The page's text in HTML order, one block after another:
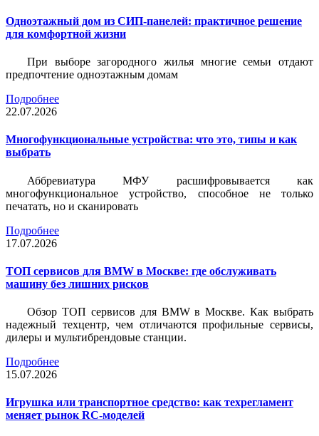
Одноэтажный дом из СИП-панелей: практичное решение
для комфортной жизни
При выборе загородного жилья многие семьи отдают
предпочтение одноэтажным домам
Подробнее
22.07.2026
Многофункциональные устройства: что это, типы и как
выбрать
Аббревиатура МФУ расшифровывается как
многофункциональное устройство, способное не только
печатать, но и сканировать
Подробнее
17.07.2026
ТОП сервисов для BMW в Москве: где обслуживать
машину без лишних рисков
Обзор ТОП сервисов для BMW в Москве. Как выбрать
надежный техцентр, чем отличаются профильные сервисы,
дилеры и мультибрендовые станции.
Подробнее
15.07.2026
Игрушка или транспортное средство: как техрегламент
меняет рынок RC-моделей